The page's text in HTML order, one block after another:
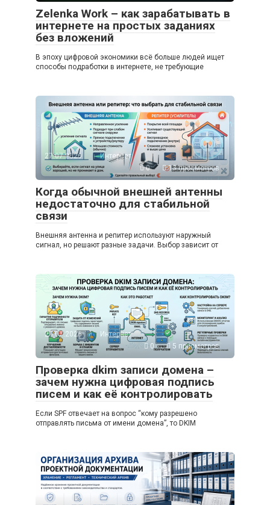
Zelenka Work – как зарабатывать в
интернете на простых заданиях
без вложений
В эпоху цифровой экономики всё больше людей ищет
способы подработки в интернете, не требующие
27.07.2026
Интернет
0
13 просмотров
Когда обычной внешней антенны
недостаточно для стабильной
связи
Внешняя антенна и репитер используют наружный
сигнал, но решают разные задачи. Выбор зависит от
20.07.2026
Интернет
0
5 просмотров
Проверка dkim записи домена –
зачем нужна цифровая подпись
писем и как её контролировать
Если SPF отвечает на вопрос “кому разрешено
отправлять письма от имени домена”, то DKIM